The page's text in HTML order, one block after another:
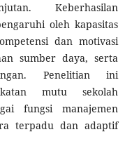
Keberhasilan
oleh kapasitas
dan motivasi
sumber daya, serta
Penelitian ini
mutu sekolah
fungsi manajemen
terpadu dan adaptif